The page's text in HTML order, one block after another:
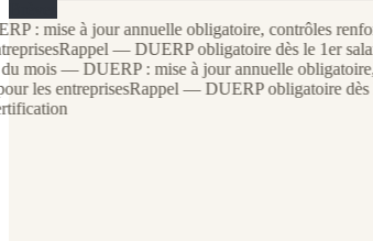
mise à jour annuelle obligatoire, contrôles
Rappel — DUERP obligatoire dès le 1er salarié
— DUERP : mise à jour annuelle obligatoire,
entreprisesRappel — DUERP obligatoire dès le